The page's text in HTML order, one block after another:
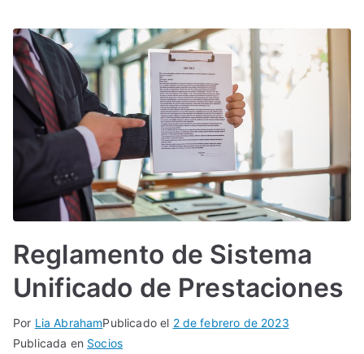
Reglamento de Sistema
Unificado de Prestaciones
Por Lia AbrahamPublicado el 2 de febrero de 2023
Publicada en Socios